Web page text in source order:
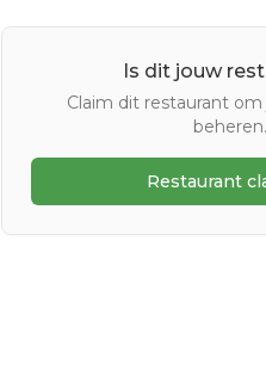
Is dit jouw
Claim dit restaurant
beheren.
Restaurant